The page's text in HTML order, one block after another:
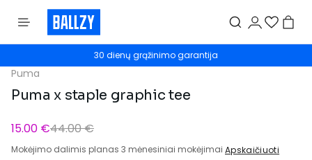
30 dienų grąžinimo garantija
Puma
Puma x staple graphic tee
15.00 €44.00 €
Mokėjimo dalimis planas 3 mėnesiniai mokėjimai Apskaičiuoti